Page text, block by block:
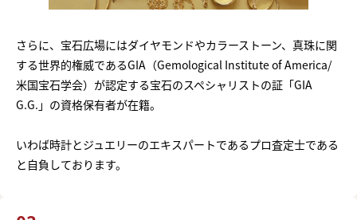
さらに、宝石広場にはダイヤモンドやカラーストーン、真珠に関
する世界的権威であるGIA（Gemological Institute of America/
米国宝石学会）が認定する宝石のスペシャリストの証「GIA
G.G.」の資格保有者が在籍。
いわば時計とジュエリーのエキスパートであるプロ査定士である
と自負しております。